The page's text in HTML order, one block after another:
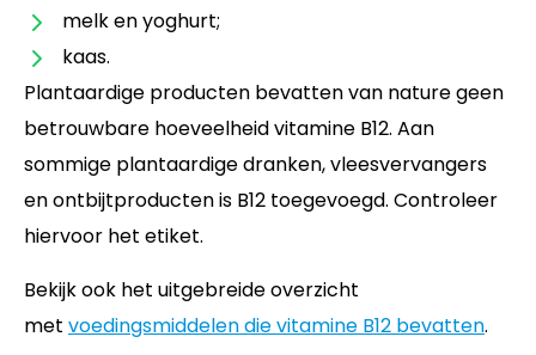
melk en yoghurt;
kaas.
Plantaardige producten bevatten van nature geen
betrouwbare hoeveelheid vitamine B12. Aan
sommige plantaardige dranken, vleesvervangers
en ontbijtproducten is B12 toegevoegd. Controleer
hiervoor het etiket.
Bekijk ook het uitgebreide overzicht
met voedingsmiddelen die vitamine B12 bevatten.